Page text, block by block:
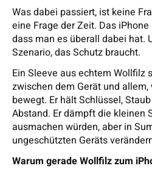
Was dabei passiert, ist keine
eine Frage der Zeit. Das
dass man es überall dabei hat.
Szenario, das Schutz braucht.
Ein Sleeve aus echtem Wollfilz
zwischen dem Gerät und
bewegt. Er hält Schlüssel,
Abstand. Er dämpft die kleinen
ausmachen würden, aber in
ungeschützten Geräts
Warum gerade Wollfilz zum